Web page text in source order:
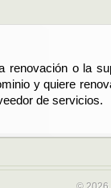
renovación o la
y quiere
de servicios.